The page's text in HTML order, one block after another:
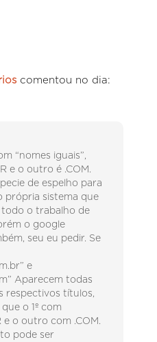
comentou no dia:
“nomes iguais”,
e o outro é .COM.
de espelho para
própria sistema que
todo o trabalho de
o google
seu eu pedir. Se
e
Aparecem todas
respectivos títulos,
o 1º com
e o outro com .COM.
pode ser